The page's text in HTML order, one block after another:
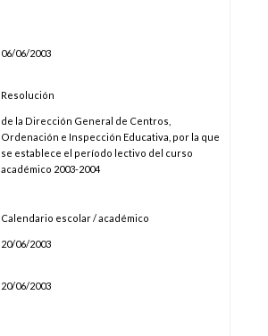
06/06/2003
Resolución
de la Dirección General de Centros,
Ordenación e Inspección Educativa, por la que
se establece el período lectivo del curso
académico 2003-2004
Calendario escolar / académico
20/06/2003
20/06/2003